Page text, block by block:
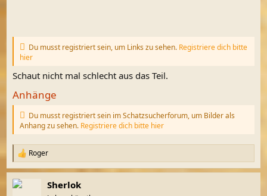
Du musst registriert sein, um Links zu sehen. Registriere dich bitte
hier
Schaut nicht mal schlecht aus das Teil.
Anhänge
Du musst registriert sein im Schatzsucherforum, um Bilder als
Anhang zu sehen. Registriere dich bitte hier
R
e
a
k
Roger
Sherlok